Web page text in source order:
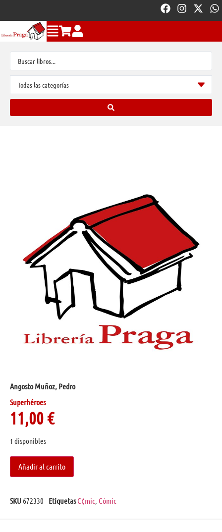
Angosto Muñoz, Pedro
Superhéroes
11,00€
1 disponibles
Añadir al carrito
SKU 672330 EtiquetasC¢mic, Cómic